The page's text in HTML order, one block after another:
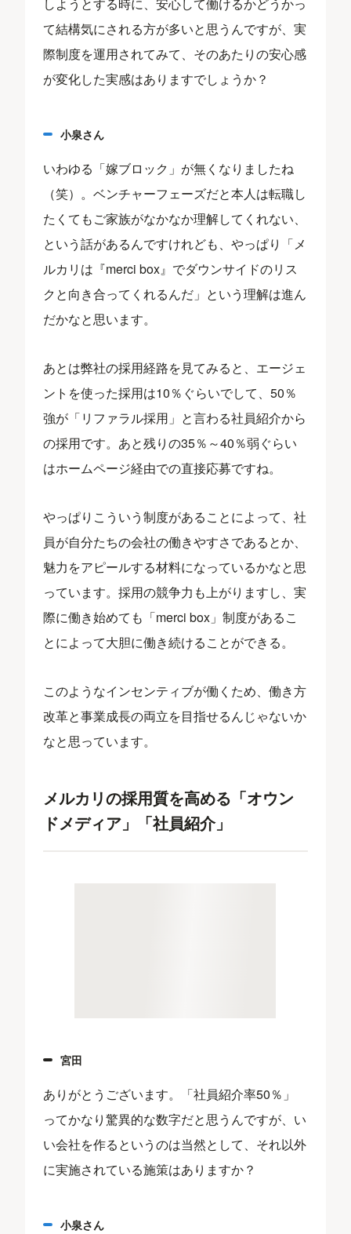
しようとする時に、安心して働けるかどうかっ
て結構気にされる方が多いと思うんですが、実
際制度を運用されてみて、そのあたりの安心感
が変化した実感はありますでしょうか？
小泉さん
いわゆる「嫁ブロック」が無くなりましたね
（笑）。ベンチャーフェーズだと本人は転職し
たくてもご家族がなかなか理解してくれない、
という話があるんですけれども、やっぱり「メ
ルカリは『merci box』でダウンサイドのリス
クと向き合ってくれるんだ」という理解は進ん
だかなと思います。
あとは弊社の採用経路を見てみると、エージェ
ントを使った採用は10％ぐらいでして、50％
強が「リファラル採用」と言わる社員紹介から
の採用です。あと残りの35％～40％弱ぐらい
はホームページ経由での直接応募ですね。
やっぱりこういう制度があることによって、社
員が自分たちの会社の働きやすさであるとか、
魅力をアピールする材料になっているかなと思
っています。採用の競争力も上がりますし、実
際に働き始めても「merci box」制度があるこ
とによって大胆に働き続けることができる。
このようなインセンティブが働くため、働き方
改革と事業成長の両立を目指せるんじゃないか
なと思っています。
メルカリの採用質を高める「オウン
ドメディア」「社員紹介」
宮田
ありがとうございます。「社員紹介率50％」
ってかなり驚異的な数字だと思うんですが、い
い会社を作るというのは当然として、それ以外
に実施されている施策はありますか？
小泉さん